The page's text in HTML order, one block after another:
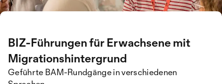
BIZ-Führungen für Erwachsene mit
Migrationshintergrund
Geführte BAM-Rundgänge in verschiedenen